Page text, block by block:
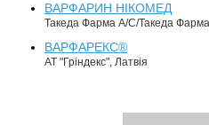
ВАРФАРИН НІКОМЕД
Такеда Фарма А/С/Такеда
ВАРФАРЕКС®
АТ "Гріндекс", Латвія